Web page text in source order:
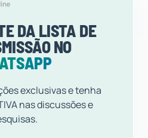
DA LISTA DE
NO
exclusivas e tenha
nas discussões e